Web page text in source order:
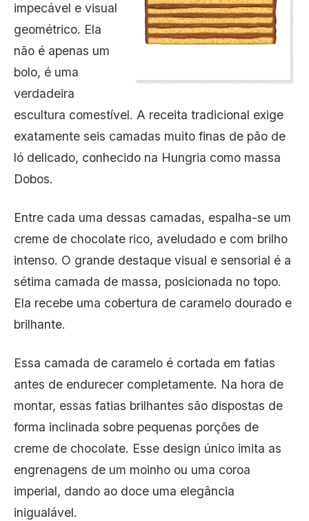
impecável e visual
geométrico. Ela
não é apenas um
bolo, é uma
verdadeira
escultura comestível. A receita tradicional exige
exatamente seis camadas muito finas de pão de
ló delicado, conhecido na Hungria como massa
Dobos.
Entre cada uma dessas camadas, espalha-se um
creme de chocolate rico, aveludado e com brilho
intenso. O grande destaque visual e sensorial é a
sétima camada de massa, posicionada no topo.
Ela recebe uma cobertura de caramelo dourado e
brilhante.
Essa camada de caramelo é cortada em fatias
antes de endurecer completamente. Na hora de
montar, essas fatias brilhantes são dispostas de
forma inclinada sobre pequenas porções de
creme de chocolate. Esse design único imita as
engrenagens de um moinho ou uma coroa
imperial, dando ao doce uma elegância
inigualável.